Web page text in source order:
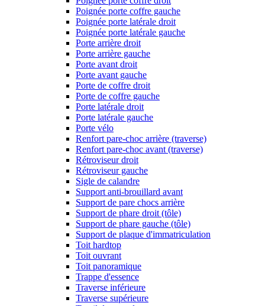
Poignée porte coffre gauche
Poignée porte latérale droit
Poignée porte latérale gauche
Porte arrière droit
Porte arrière gauche
Porte avant droit
Porte avant gauche
Porte de coffre droit
Porte de coffre gauche
Porte latérale droit
Porte latérale gauche
Porte vélo
Renfort pare-choc arrière (traverse)
Renfort pare-choc avant (traverse)
Rétroviseur droit
Rétroviseur gauche
Sigle de calandre
Support anti-brouillard avant
Support de pare chocs arrière
Support de phare droit (tôle)
Support de phare gauche (tôle)
Support de plaque d'immatriculation
Toit hardtop
Toit ouvrant
Toit panoramique
Trappe d'essence
Traverse inférieure
Traverse supérieure